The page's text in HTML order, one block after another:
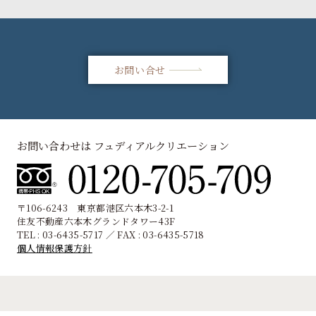
お問い合せ
お問い合わせは フュディアルクリエーション
〒106-6243 東京都港区六本木3-2-1
住友不動産六本木グランドタワー43F
TEL : 03-6435-5717 ／ FAX : 03-6435-5718
個人情報保護方針